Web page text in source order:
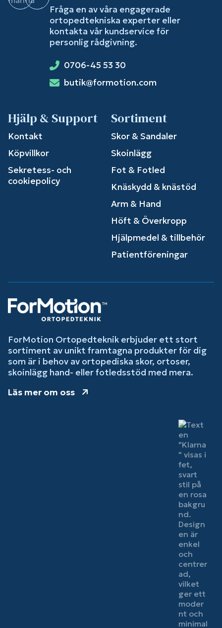
Fråga en av våra engagerade
ortopedtekniska experter eller
kontakta vår kundservice för
personlig rådgivning.
0706-45 53 30
butik@formotion.com
Hjälp & Support
Kontakt
Köpvillkor
Sekretess- och
cookiepolicy
Sortiment
Skor & Sandaler
Skoinlägg
Fot & Fotled
Knäskydd & knästöd
Arm & Hand
Höft & Överkropp
Hjälpmedel & tillbehör
Patientföreningar
ForMotion Ortopedteknik erbjuder ett stort
sortiment av unikt framtagna produkter för dig
som är i behov av ortopediska skor, ortoser,
skoinlägg hand- eller fotledsstöd med mera.
Läs mer om oss